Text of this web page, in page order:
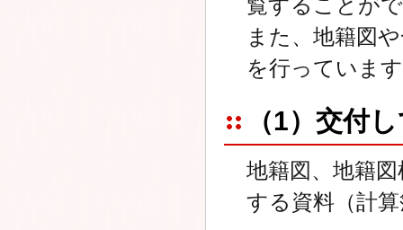
覧することが
また、地籍図
を行っていま
（1）交付
地籍図、地籍
する資料（計